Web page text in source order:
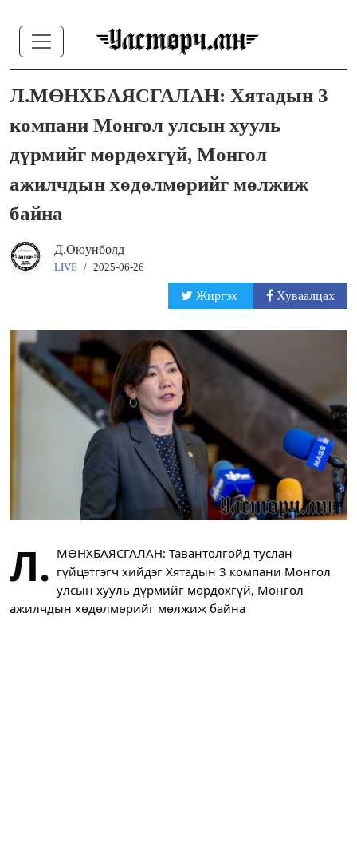
Л.МӨНХБАЯСГАЛАН: Хятадын 3
компани Монгол улсын хууль
дүрмийг мөрдөхгүй, Монгол
ажилчдын хөдөлмөрийг мөлжиж
байна
Д.Оюунболд
LIVE / 2025-06-26
Жиргэх Хуваалцах
Л. МӨНХБАЯСГАЛАН: Тавантолгойд туслан
гүйцэтгэгч хийдэг Хятадын 3 компани Монгол
улсын хууль дүрмийг мөрдөхгүй, Монгол
ажилчдын хөдөлмөрийг мөлжиж байна